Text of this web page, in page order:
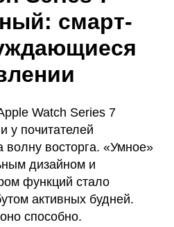
смарт-
Watch Series 7
у почитателей
волну восторга. «Умное»
дизайном и
функций стало
активных будней.
способно.